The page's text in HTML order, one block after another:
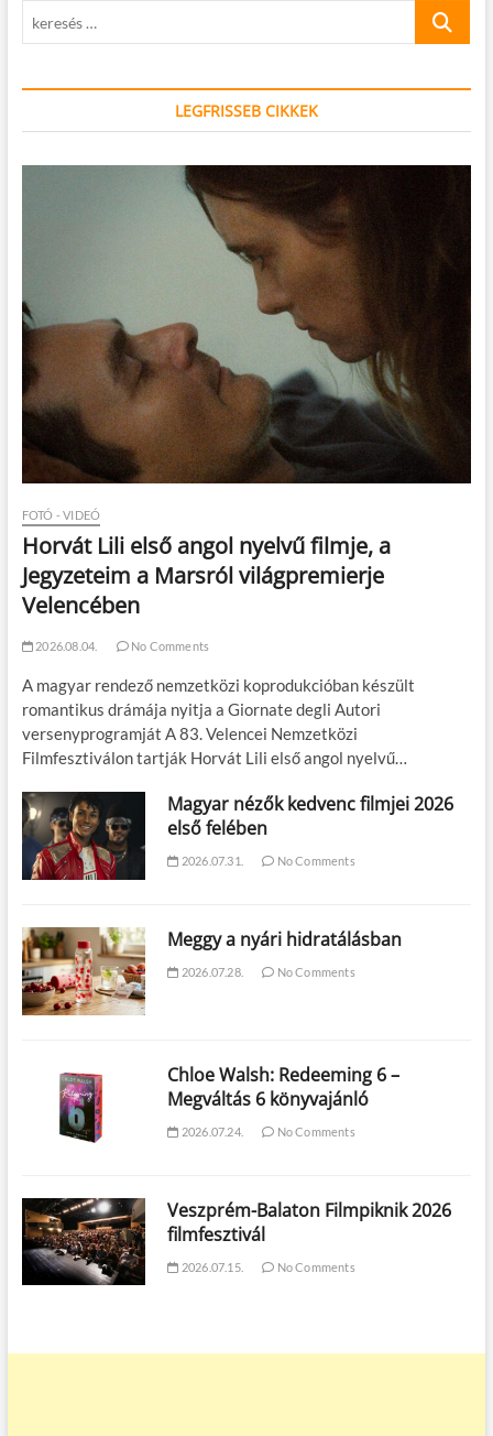
keresés
LEGFRISSEB CIKKEK
FOTÓ - VIDEÓ
Horvát Lili első angol nyelvű filmje, a
Jegyzeteim a Marsról világpremierje
Velencében
2026.08.04. No Comments
A magyar rendező nemzetközi koprodukcióban készült
romantikus drámája nyitja a Giornate degli Autori
versenyprogramját A 83. Velencei Nemzetközi
Filmfesztiválon tartják Horvát Lili első angol nyelvű…
Magyar nézők kedvenc filmjei 2026
első felében
2026.07.31. No Comments
Meggy a nyári hidratálásban
2026.07.28. No Comments
Chloe Walsh: Redeeming 6 –
Megváltás 6 könyvajánló
2026.07.24. No Comments
Veszprém-Balaton Filmpiknik 2026
filmfesztivál
2026.07.15. No Comments